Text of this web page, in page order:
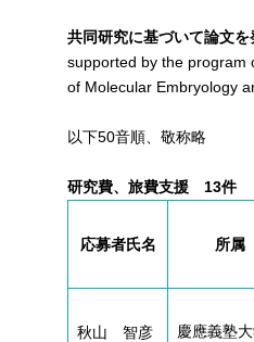
共同研究に基づいて論文
supported by the program
of Molecular Embryology
以下50音順、敬称略
研究費、旅費支援 13件
応募者氏名 所属
秋山 智彦 慶應義塾